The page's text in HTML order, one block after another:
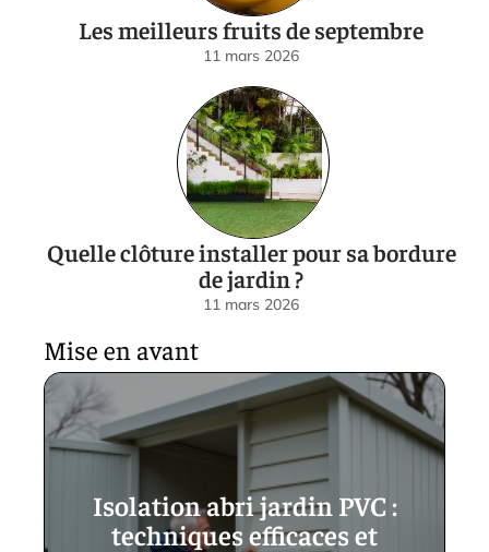
Les meilleurs fruits de septembre
11 mars 2026
Quelle clôture installer pour sa bordure
de jardin ?
11 mars 2026
Mise en avant
Isolation abri jardin PVC :
techniques efficaces et